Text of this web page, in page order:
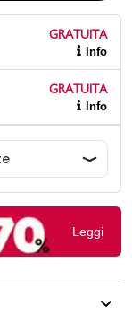
GRATUITA
Info
GRATUITA
Info
Leggi